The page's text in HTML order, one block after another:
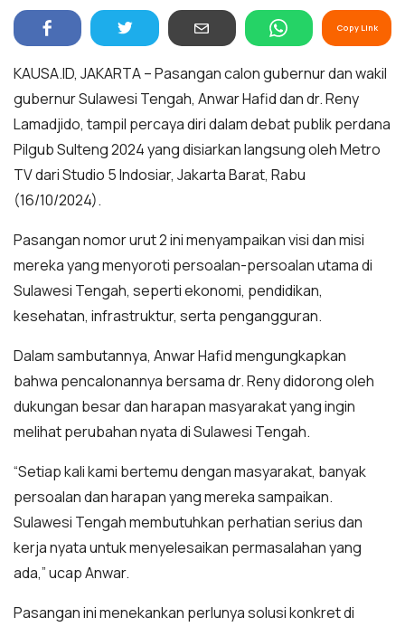
Copy Link
KAUSA.ID, JAKARTA – Pasangan calon gubernur dan wakil
gubernur Sulawesi Tengah, Anwar Hafid dan dr. Reny
Lamadjido, tampil percaya diri dalam debat publik perdana
Pilgub Sulteng 2024 yang disiarkan langsung oleh Metro
TV dari Studio 5 Indosiar, Jakarta Barat, Rabu
(16/10/2024).
Pasangan nomor urut 2 ini menyampaikan visi dan misi
mereka yang menyoroti persoalan-persoalan utama di
Sulawesi Tengah, seperti ekonomi, pendidikan,
kesehatan, infrastruktur, serta pengangguran.
Dalam sambutannya, Anwar Hafid mengungkapkan
bahwa pencalonannya bersama dr. Reny didorong oleh
dukungan besar dan harapan masyarakat yang ingin
melihat perubahan nyata di Sulawesi Tengah.
“Setiap kali kami bertemu dengan masyarakat, banyak
persoalan dan harapan yang mereka sampaikan.
Sulawesi Tengah membutuhkan perhatian serius dan
kerja nyata untuk menyelesaikan permasalahan yang
ada,” ucap Anwar.
Pasangan ini menekankan perlunya solusi konkret di